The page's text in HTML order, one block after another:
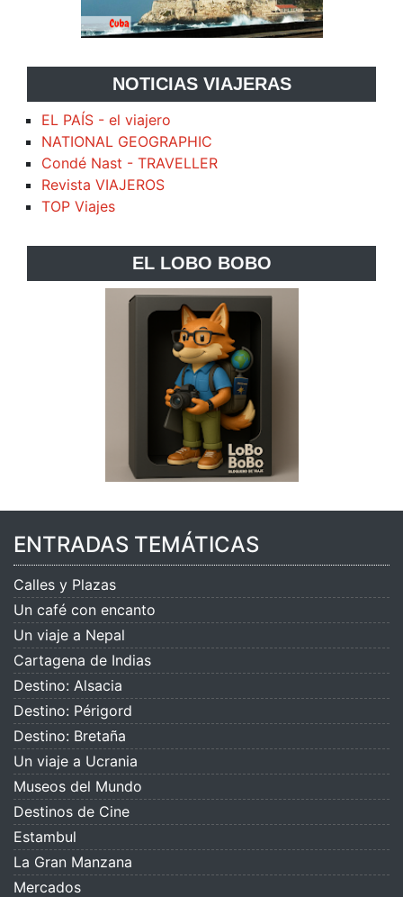
NOTICIAS VIAJERAS
EL PAÍS - el viajero
NATIONAL GEOGRAPHIC
Condé Nast - TRAVELLER
Revista VIAJEROS
TOP Viajes
EL LOBO BOBO
ENTRADAS TEMÁTICAS
Calles y Plazas
Un café con encanto
Un viaje a Nepal
Cartagena de Indias
Destino: Alsacia
Destino: Périgord
Destino: Bretaña
Un viaje a Ucrania
Museos del Mundo
Destinos de Cine
Estambul
La Gran Manzana
Mercados